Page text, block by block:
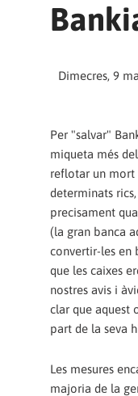
Dimecres, 9
Per "salvar"
miqueta més
reflotar un mort
determinats
precisament
(la gran banca
convertir-les en
que les caixes
nostres avis i
clar que aquest
part de la seva
Les mesures
majoria de la